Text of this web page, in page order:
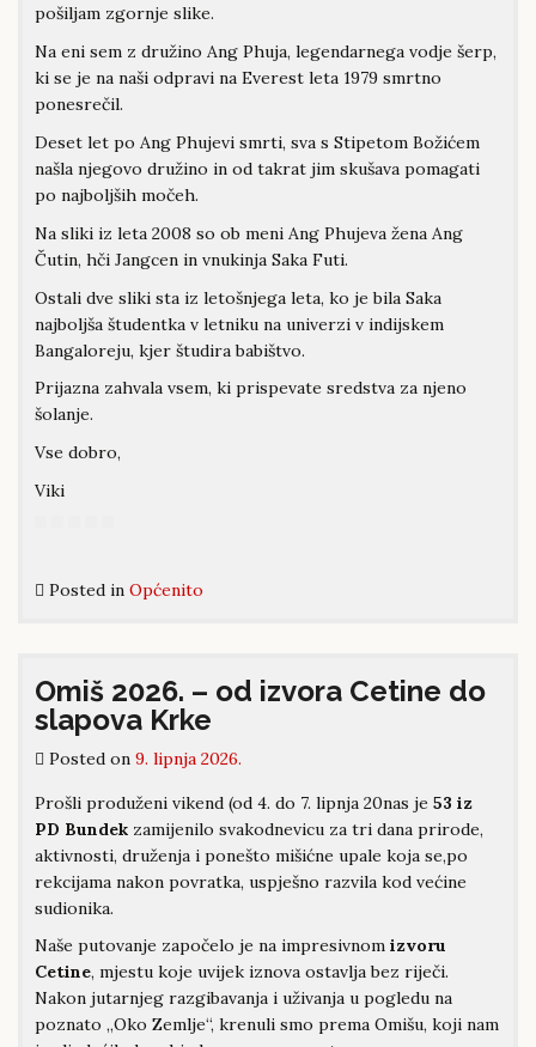
pošiljam zgornje slike.
Na eni sem z družino Ang Phuja, legendarnega vodje šerp,
ki se je na naši odpravi na Everest leta 1979 smrtno
ponesrečil.
Deset let po Ang Phujevi smrti, sva s Stipetom Božićem
našla njegovo družino in od takrat jim skušava pomagati
po najboljših močeh.
Na sliki iz leta 2008 so ob meni Ang Phujeva žena Ang
Čutin, hči Jangcen in vnukinja Saka Futi.
Ostali dve sliki sta iz letošnjega leta, ko je bila Saka
najboljša študentka v letniku na univerzi v indijskem
Bangaloreju, kjer študira babištvo.
Prijazna zahvala vsem, ki prispevate sredstva za njeno
šolanje.
Vse dobro,
Viki
Posted in Općenito
Omiš 2026. – od izvora Cetine do
slapova Krke
Posted on 9. lipnja 2026.
Prošli produženi vikend (od 4. do 7. lipnja 20nas je 53 iz
PD Bundek zamijenilo svakodnevicu za tri dana prirode,
aktivnosti, druženja i ponešto mišićne upale koja se,po
rekcijama nakon povratka, uspješno razvila kod većine
sudionika.
Naše putovanje započelo je na impresivnom izvoru
Cetine, mjestu koje uvijek iznova ostavlja bez riječi.
Nakon jutarnjeg razgibavanja i uživanja u pogledu na
poznato „Oko Zemlje“, krenuli smo prema Omišu, koji nam